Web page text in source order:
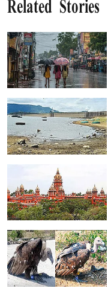
Related Stories